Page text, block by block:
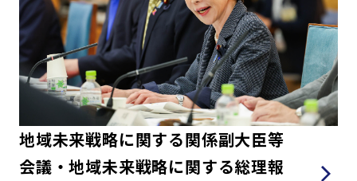
地域未来戦略に関する関係副大臣等
会議・地域未来戦略に関する総理報